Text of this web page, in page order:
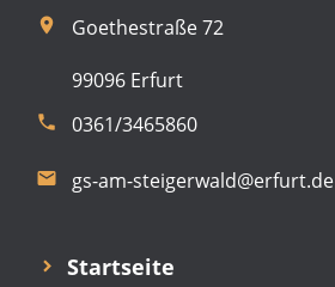
room
Goethestraße 72
99096 Erfurt
phone 0361/3465860
email gs-am-steigerwald@erfurt.de
Startseite